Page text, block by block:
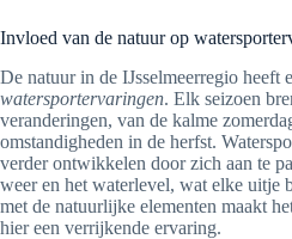
Invloed van de natuur op
De natuur in de IJsselmeerregio heeft
watersportervaringen. Elk seizoen
veranderingen, van de kalme
omstandigheden in de herfst.
verder ontwikkelen door zich aan te
weer en het waterlevel, wat elke uitje
met de natuurlijke elementen maakt
hier een verrijkende ervaring.